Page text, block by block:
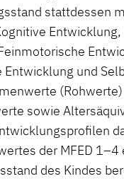
stattdessen
Entwicklung,
Entwicklung und
sowie
der MFED 1–4
des Kindes